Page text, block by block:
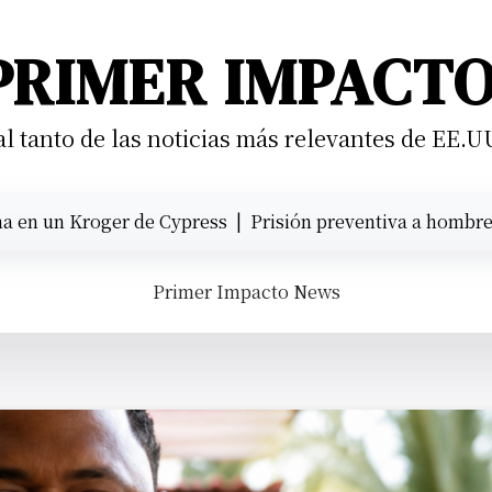
tanto de las noticias más relevantes de
de Cypress |Prisión preventiva a hombre que
Primer Impacto News